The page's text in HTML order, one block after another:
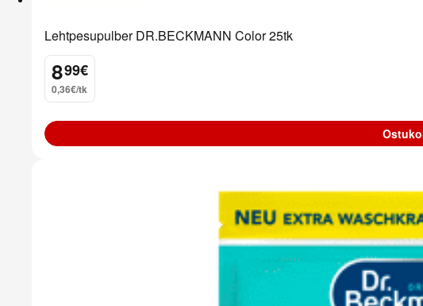
Lehtpesupulber DR.BECKMANN Color 25tk
8
. 99€
0,36€/tk